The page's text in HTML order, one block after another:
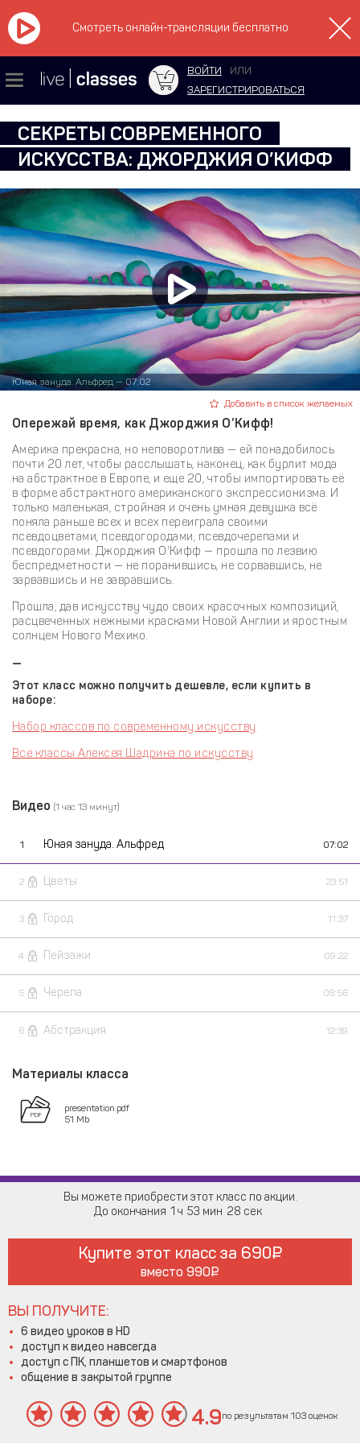
Смотреть онлайн-трансляции бесплатно
ВОЙТИ
ИЛИ
ЗАРЕГИСТРИРОВАТЬСЯ
СЕКРЕТЫ СОВРЕМЕННОГО
ИСКУССТВА: ДЖОРДЖИЯ О’КИФФ
Юная зануда. Альфред — 07:02
Добавить в список желаемых
Опережай время, как Джорджия О’Кифф!
Америка прекрасна, но неповоротлива — ей понадобилось
почти 20 лет, чтобы расслышать, наконец, как бурлит мода
на абстрактное в Европе, и еще 20, чтобы импортировать её
в форме абстрактного американского экспрессионизма. И
только маленькая, стройная и очень умная девушка всё
поняла раньше всех и всех переиграла своими
псевдоцветами, псевдогородами, псевдочерепами и
псевдогорами. Джорджия О'Кифф — прошла по лезвию
беспредметности — не поранившись, не сорвавшись, не
зарвавшись и не завравшись.
Прошла, дав искусству чудо своих красочных композиций,
расцвеченных нежными красками Новой Англии и яростным
солнцем Нового Мехико.
—
Этот класс можно получить дешевле, если купить в
наборе:
Набор классов по современному искусству
Все классы Алексея Шадрина по искусству
Видео (1 час 13 минут)
1 Юная зануда. Альфред 07:02
2 Цветы 23:51
3 Город 11:37
4 Пейзажи 09:22
5 Черепа 08:56
6 Абстракция 12:39
Материалы класса
presentation.pdf
51 Mb
Вы можете приобрести этот класс по акции.
До окончания 1 53 27
Купите этот класс за 690
вместо 990
ВЫ ПОЛУЧИТЕ:
6 видео уроков в HD
доступ к видео навсегда
доступ с ПК, планшетов и смартфонов
общение в закрытой группе
4.9по результатам 103 оценок